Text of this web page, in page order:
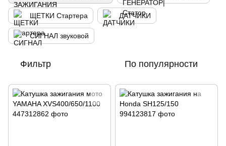
ЩЕТКИ Стартера ДАТЧИКИ
СИГНАЛ звуковой
Фильтр По популярности